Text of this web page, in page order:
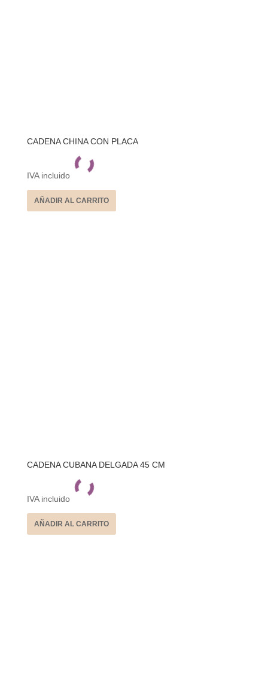
CADENA CHINA CON PLACA
IVA incluido
AÑADIR AL CARRITO
CADENA CUBANA DELGADA 45 CM
IVA incluido
AÑADIR AL CARRITO